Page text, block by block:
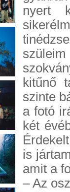
nyert
kitűnő
szinte
a fotó
két
is
amit a
– Az